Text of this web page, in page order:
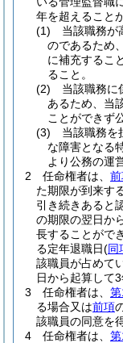
年を超えること
(1)
当該職務が
のであるため
に補充するこ
ること。
(2)
当該職務に
あるため、当
ことができず
(3)
当該職務を
な障害となる
より公務の運
2
任命権者は、
た期限が到来す
引き続きあると
の期限の翌日か
長することがで
る定年退職日(同
該職員が占めて
日から起算して
3
任命権者は、
る場合又は前項
該職員の同意を
4
任命権者は、